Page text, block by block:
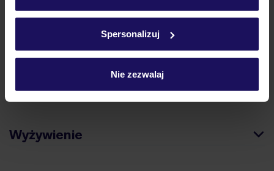
Szczegółowe informacje o plikach cookie znajdziesz
Spersonalizuj
Nie zezwalaj
Pokoje
Wyżywienie